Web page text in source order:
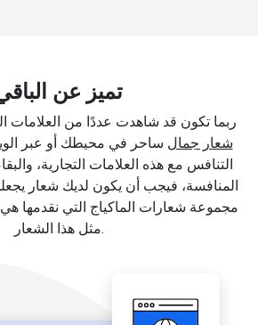
تميز عن
ربما تكون قد شاهدت عددًا من العلامات
شعار جمال ساحر في محيطك أو عبر
التنافس مع هذه العلامات التجارية،
المنافسة، فيجب أن يكون لديك شعار
مجموعة شعارات الماكياج التي نقدمها هي
مثل هذا الشعار.